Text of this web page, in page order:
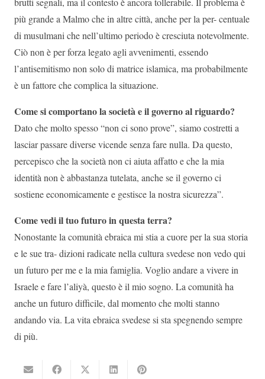
più grande a Malmo che in altre città, anche per la per- centuale
di musulmani che nell’ultimo periodo è cresciuta notevolmente.
Ciò non è per forza legato agli avvenimenti, essendo
l’antisemitismo non solo di matrice islamica, ma probabilmente
è un fattore che complica la situazione.
Come si comportano la società e il governo al riguardo?
Dato che molto spesso “non ci sono prove”, siamo costretti a
lasciar passare diverse vicende senza fare nulla. Da questo,
percepisco che la società non ci aiuta affatto e che la mia
identità non è abbastanza tutelata, anche se il governo ci
sostiene economicamente e gestisce la nostra sicurezza”.
Come vedi il tuo futuro in questa terra?
Nonostante la comunità ebraica mi stia a cuore per la sua storia
e le sue tra- dizioni radicate nella cultura svedese non vedo qui
un futuro per me e la mia famiglia. Voglio andare a vivere in
Israele e fare l’aliyà, questo è il mio sogno. La comunità ha
anche un futuro difficile, dal momento che molti stanno
andando via. La vita ebraica svedese si sta spegnendo sempre
di più.